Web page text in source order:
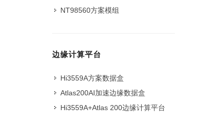
NT98560方案模组
边缘计算平台
Hi3559A方案数据盒
Atlas200AI加速边缘数据盒
Hi3559A+Atlas 200边缘计算平台